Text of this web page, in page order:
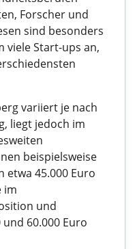
Forscher und
sind besonders
viele Start-ups an,
variiert je nach
liegt jedoch im
beispielsweise
etwa 45.000 Euro
im
und
60.000 Euro